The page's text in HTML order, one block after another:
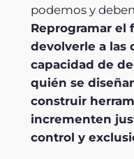
podemos y
Reprogramar el
devolverle a las
capacidad de
quién se
construir
incrementen
control y